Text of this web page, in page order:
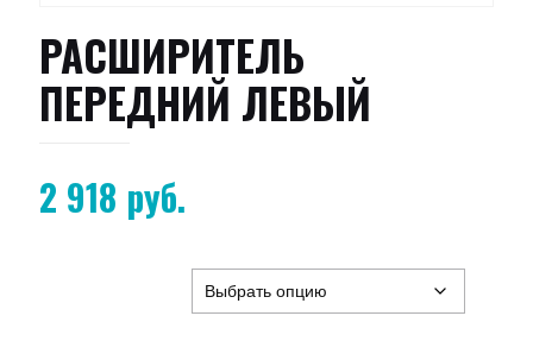
РАСШИРИТЕЛЬ
ПЕРЕДНИЙ ЛЕВЫЙ
2 918 руб.